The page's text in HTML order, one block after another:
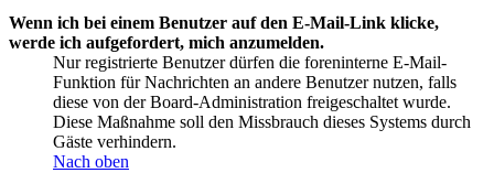
Wenn ich bei einem Benutzer auf den E-Mail-Link klicke,
werde ich aufgefordert, mich anzumelden.
Nur registrierte Benutzer dürfen die foreninterne E-Mail-
Funktion für Nachrichten an andere Benutzer nutzen, falls
diese von der Board-Administration freigeschaltet wurde.
Diese Maßnahme soll den Missbrauch dieses Systems durch
Gäste verhindern.
Nach oben